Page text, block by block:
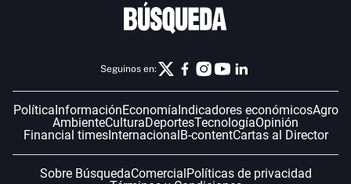
Seguinos en:
PolíticaInformaciónEconomíaIndicadores económicosAgro
AmbienteCulturaDeportesTecnologíaOpinión
Financial timesInternacionalB-contentCartas al Director
Sobre BúsquedaComercialPolíticas de privacidad